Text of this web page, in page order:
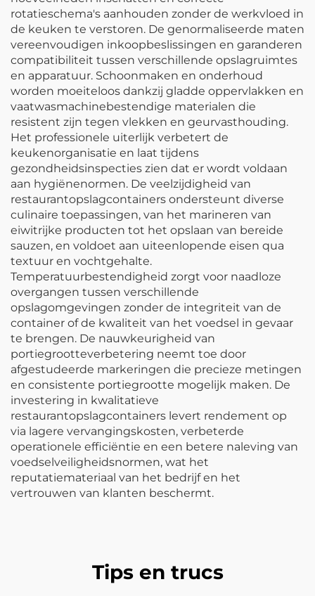
rotatieschema's aanhouden zonder de werkvloed in
de keuken te verstoren. De genormaliseerde maten
vereenvoudigen inkoopbeslissingen en garanderen
compatibiliteit tussen verschillende opslagruimtes
en apparatuur. Schoonmaken en onderhoud
worden moeiteloos dankzij gladde oppervlakken en
vaatwasmachinebestendige materialen die
resistent zijn tegen vlekken en geurvasthouding.
Het professionele uiterlijk verbetert de
keukenorganisatie en laat tijdens
gezondheidsinspecties zien dat er wordt voldaan
aan hygiënenormen. De veelzijdigheid van
restaurantopslagcontainers ondersteunt diverse
culinaire toepassingen, van het marineren van
eiwitrijke producten tot het opslaan van bereide
sauzen, en voldoet aan uiteenlopende eisen qua
textuur en vochtgehalte.
Temperatuurbestendigheid zorgt voor naadloze
overgangen tussen verschillende
opslagomgevingen zonder de integriteit van de
container of de kwaliteit van het voedsel in gevaar
te brengen. De nauwkeurigheid van
portiegrootteverbetering neemt toe door
afgestudeerde markeringen die precieze metingen
en consistente portiegrootte mogelijk maken. De
investering in kwalitatieve
restaurantopslagcontainers levert rendement op
via lagere vervangingskosten, verbeterde
operationele efficiëntie en een betere naleving van
voedselveiligheidsnormen, wat het
reputatiemateriaal van het bedrijf en het
vertrouwen van klanten beschermt.
Tips en trucs